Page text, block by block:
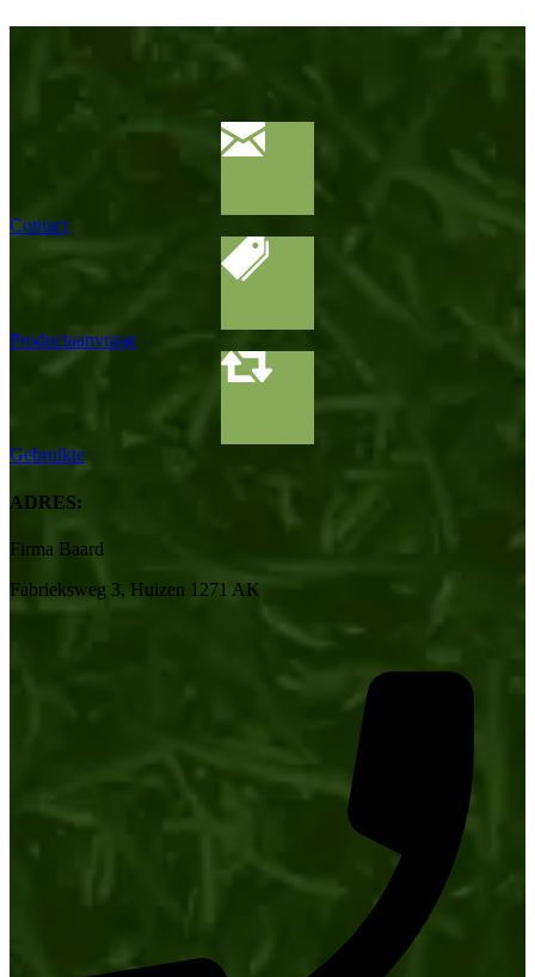
Contact
Productaanvraag
Gebruikte
ADRES:
Firma Baard
Fabrieksweg 3, Huizen 1271 AK